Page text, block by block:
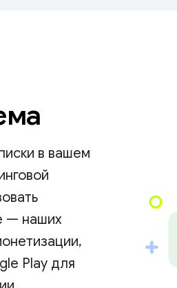
в вашем
— наших
Play для